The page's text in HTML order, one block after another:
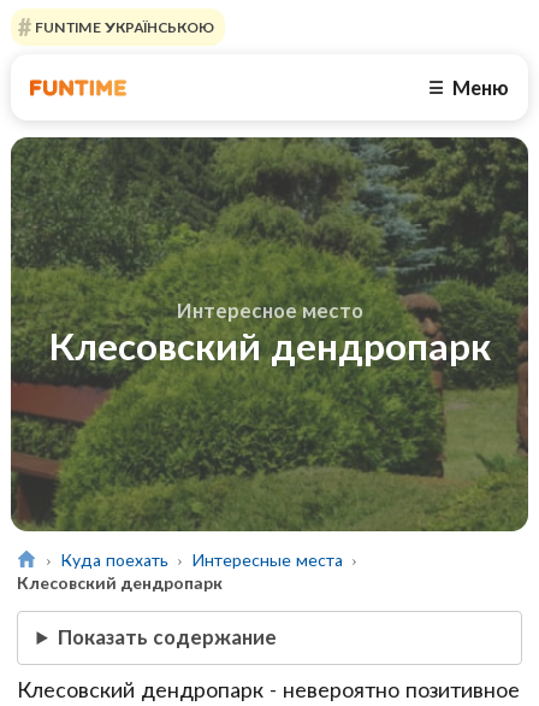
FUNTIME УКРАЇНСЬКОЮ
☰ Меню
Интересное место
Клесовский дендропарк
Куда поехать
Интересные места
Клесовский дендропарк
Показать содержание
Клесовский дендропарк - невероятно позитивное